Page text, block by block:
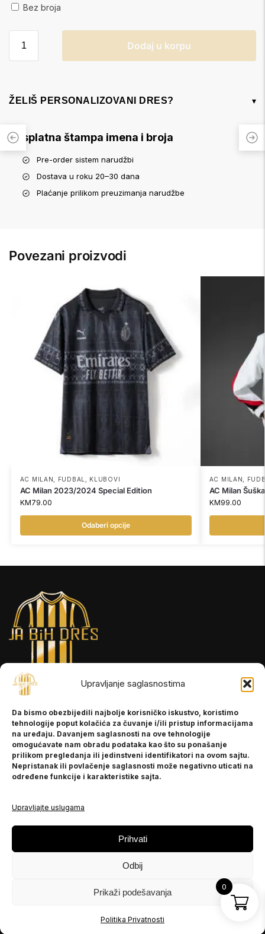
Upravljanje saglasnostima
Da bismo obezbijedili najbolje korisničko iskustvo, koristimo
tehnologije poput kolačića za čuvanje i/ili pristup informacijama
na uređaju. Davanjem saglasnosti na ove tehnologije
omogućavate nam obradu podataka kao što su ponašanje
prilikom pregledanja ili jedinstveni identifikatori na ovom sajtu.
Nepristanak ili povlačenje saglasnosti može negativno uticati na
određene funkcije i karakteristike sajta.
Upravljajte uslugama
Prihvati
Odbij
Prikaži podešavanja
Politika Privatnosti
Bez broja
Dodaj u korpu
ŽELIŠ PERSONALIZOVANI DRES? ▾
Besplatna štampa imena i broja
Pre-order sistem narudžbi
Dostava u roku 20–30 dana
Plaćanje prilikom preuzimanja narudžbe
Povezani proizvodi
AC MILAN FUDBAL KLUBOVI
AC Milan 2023/2024 Special Edition
KM79.00
Odaberi opcije
AC MILAN
AC Milan
KM99.00
INFORMACIJE
O nama
Kontakt
POMOĆ
Politika privatnosti
PRATITE NAS
Instagram
0